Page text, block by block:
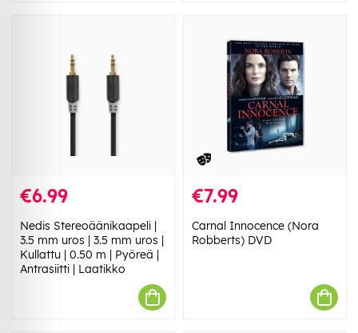
€6.99
Nedis Stereoäänikaapeli |
3.5 mm uros | 3.5 mm uros |
Kullattu | 0.50 m | Pyöreä |
Antrasiitti | Laatikko
€7.99
Carnal Innocence (Nora
Robberts) DVD